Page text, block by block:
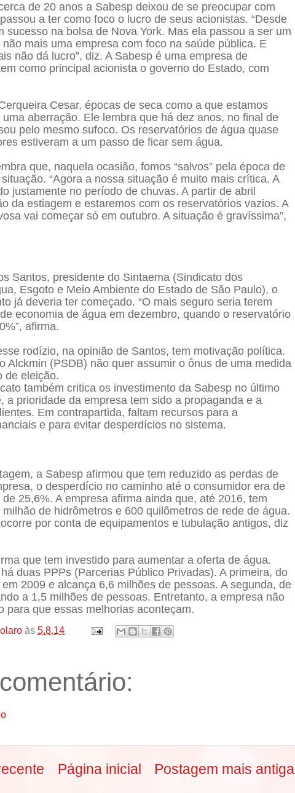
de 20 anos a Sabesp deixou de se preocupar com
a ter como foco o lucro de seus acionistas. “Desde
sucesso na bolsa de Nova York. Mas ela passou a ser um
mais uma empresa com foco na saúde pública. E
não dá lucro”, diz. A Sabesp é uma empresa de
como principal acionista o governo do Estado, com
Cesar, épocas de seca como a que estamos
aberração. Ele lembra que há dez anos, no final de
pelo mesmo sufoco. Os reservatórios de água quase
estiveram a um passo de ficar sem água.
que, naquela ocasião, fomos “salvos” pela época de
“Agora a nossa situação é muito mais crítica. A
justamente no período de chuvas. A partir de abril
da estiagem e estaremos com os reservatórios vazios. A
vai começar só em outubro. A situação é gravíssima”,
Santos, presidente do Sintaema (Sindicato dos
Esgoto e Meio Ambiente do Estado de São Paulo), o
já deveria ter começado. “O mais seguro seria terem
economia de água em dezembro, quando o reservatório
afirma.
rodízio, na opinião de Santos, tem motivação política.
Alckmin (PSDB) não quer assumir o ônus de uma medida
de eleição.
também critica os investimento da Sabesp no último
a prioridade da empresa tem sido a propaganda e a
Em contrapartida, faltam recursos para a
e para evitar desperdícios no sistema.
a Sabesp afirmou que tem reduzido as perdas de
o desperdício no caminho até o consumidor era de
25,6%. A empresa afirma ainda que, até 2016, tem
de hidrômetros e 600 quilômetros de rede de água.
por conta de equipamentos e tubulação antigos, diz
que tem investido para aumentar a oferta de água.
duas PPPs (Parcerias Público Privadas). A primeira, do
2009 e alcança 6,6 milhões de pessoas. A segunda, de
a 1,5 milhões de pessoas. Entretanto, a empresa não
para que essas melhorias aconteçam.
às 5.8.14
Postagem mais antiga
Página inicial